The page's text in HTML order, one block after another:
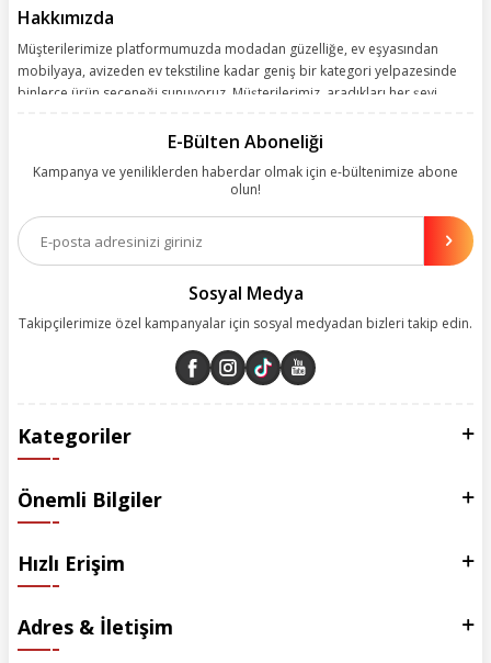
Hakkımızda
Müşterilerimize platformumuzda modadan güzelliğe, ev eşyasından
mobilyaya, avizeden ev tekstiline kadar geniş bir kategori yelpazesinde
binlerce ürün seçeneği sunuyoruz. Müşterilerimiz, aradıkları her şeyi
kolay, kusursuz ve keyifli bir alışveriş yolculuğu sunarken deneyiminize
olanakları sunuyoruz. Çalışmalarımızı müşterilerimizin memnuniyetini
esas alarak yürütüyoruz.
E-Bülten Aboneliği
Kampanya ve yeniliklerden haberdar olmak için e-bültenimize abone
olun!
Sosyal Medya
Takipçilerimize özel kampanyalar için sosyal medyadan bizleri takip edin.
Kategoriler
Önemli Bilgiler
Hızlı Erişim
Adres & İletişim